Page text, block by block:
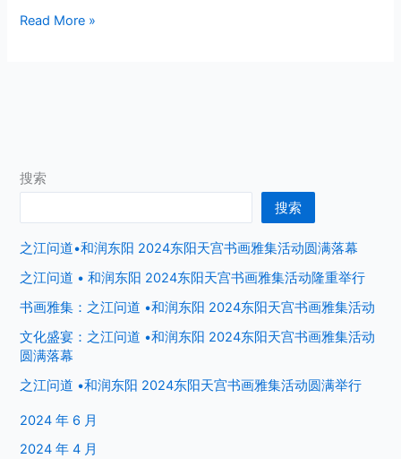
Read More »
搜索
搜索
之江问道•和润东阳 2024东阳天宫书画雅集活动圆满落幕
之江问道 • 和润东阳 2024东阳天宫书画雅集活动隆重举行
书画雅集：之江问道 •和润东阳 2024东阳天宫书画雅集活动
文化盛宴：之江问道 •和润东阳 2024东阳天宫书画雅集活动
圆满落幕
之江问道 •和润东阳 2024东阳天宫书画雅集活动圆满举行
2024 年 6 月
2024 年 4 月